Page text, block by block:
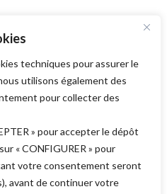
techniques pour assurer le
utilisons également des
pour collecter des
» pour accepter le dépôt
« CONFIGURER » pour
votre consentement seront
avant de continuer votre